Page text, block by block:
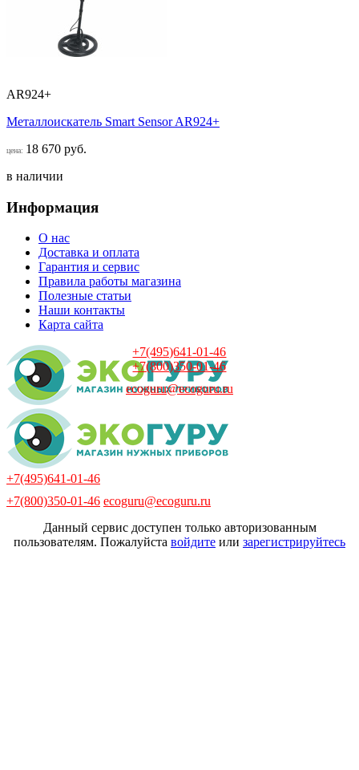
AR924+
Металлоискатель Smart Sensor AR924+
цена: 18 670 руб.
в наличии
Информация
О нас
Доставка и оплата
Гарантия и сервис
Правила работы магазина
Полезные статьи
Наши контакты
Карта сайта
+7(495)641-01-46
+7(800)350-01-46
ecoguru@ecoguru.ru
+7(495)641-01-46
+7(800)350-01-46 ecoguru@ecoguru.ru
Данный сервис доступен только авторизованным
пользователям. Пожалуйста войдите или зарегистрируйтесь